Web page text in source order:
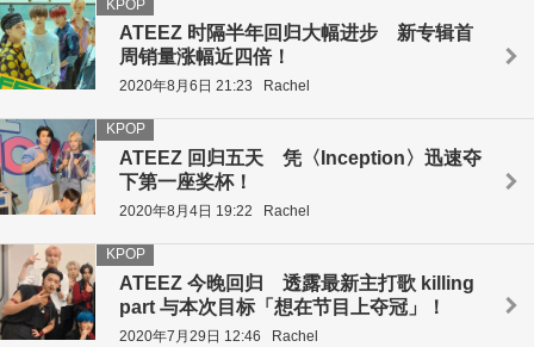
ATEEZ 时隔半年回归大幅进步 新专辑首
周销量涨幅近四倍！
KPOP
2020年8月6日 21:23 Rachel
ATEEZ 回归五天 凭〈Inception〉迅速夺
下第一座奖杯！
KPOP
2020年8月4日 19:22 Rachel
ATEEZ 今晚回归 透露最新主打歌 killing
part 与本次目标「想在节目上夺冠」！
KPOP
2020年7月29日 12:46 Rachel